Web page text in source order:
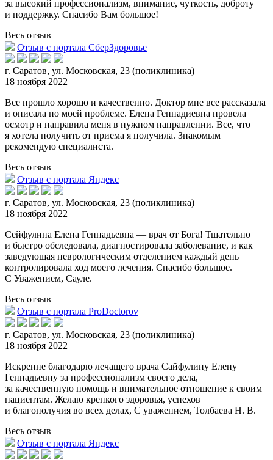
за высокий профессионализм, внимание, чуткость, доброту
и поддержку. Спасибо Вам большое!
Весь отзыв
Отзыв с портала СберЗдоровье
г. Саратов, ул. Московская, 23 (поликлиника)
18 ноября 2022
Все прошло хорошо и качественно. Доктор мне все рассказала
и описала по моей проблеме. Елена Геннадиевна провела
осмотр и направила меня в нужном направлении. Все, что
я хотела получить от приема я получила. Знакомым
рекомендую специалиста.
Весь отзыв
Отзыв с портала Яндекс
г. Саратов, ул. Московская, 23 (поликлиника)
18 ноября 2022
Сейфулина Елена Геннадьевна — врач от Бога! Тщательно
и быстро обследовала, диагностировала заболевание, и как
заведующая неврологическим отделением каждый день
контролировала ход моего лечения. Спасибо большое.
С Уважением, Сауле.
Весь отзыв
Отзыв с портала ProDoctorov
г. Саратов, ул. Московская, 23 (поликлиника)
18 ноября 2022
Искренне благодарю лечащего врача Сайфулину Елену
Геннадьевну за профессионализм своего дела,
за качественную помощь и внимательное отношение к своим
пациентам. Желаю крепкого здоровья, успехов
и благополучия во всех делах, С уважением, Толбаева Н. В.
Весь отзыв
Отзыв с портала Яндекс